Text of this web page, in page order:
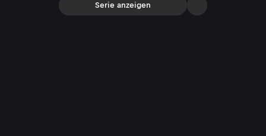
Serie anzeigen